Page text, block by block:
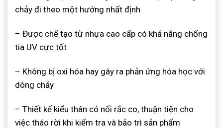
chảy đi theo một hướng nhất định.
– Được chế tạo từ nhựa cao cấp có khả năng chống
tia UV cực tốt
– Không bị oxi hóa hay gây ra phản ứng hóa học với
dòng chảy
– Thiết kế kiểu thân có nối rắc co, thuận tiện cho
việc tháo rời khi kiểm tra và bảo trì sản phẩm